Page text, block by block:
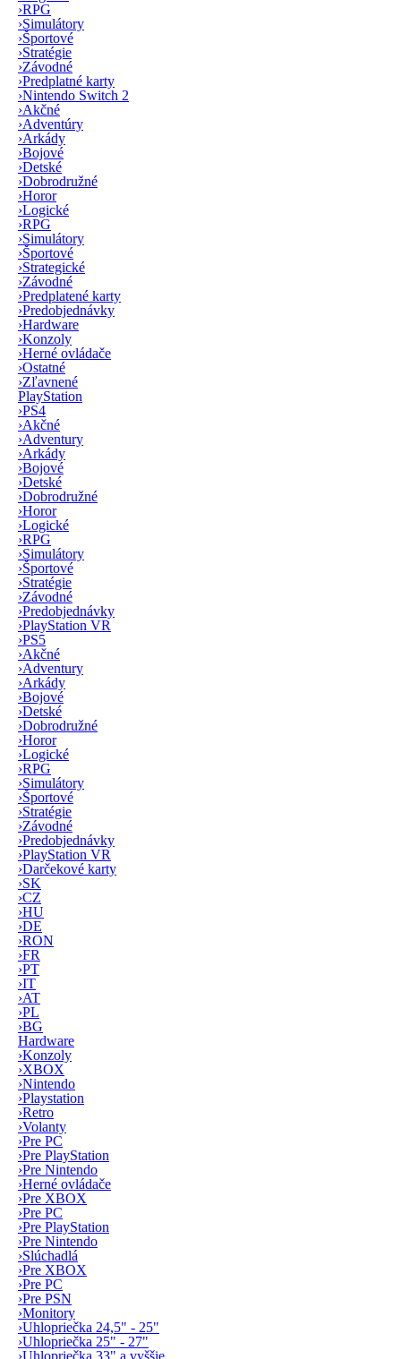
›RPG
›Simulátory
›Športové
›Stratégie
›Závodné
›Predplatné karty
›Nintendo Switch 2
›Akčné
›Adventúry
›Arkády
›Bojové
›Detské
›Dobrodružné
›Horor
›Logické
›RPG
›Simulátory
›Športové
›Strategické
›Závodné
›Predplatené karty
›Predobjednávky
›Hardware
›Konzoly
›Herné ovládače
›Ostatné
›Zľavnené
PlayStation
›PS4
›Akčné
›Adventury
›Arkády
›Bojové
›Detské
›Dobrodružné
›Horor
›Logické
›RPG
›Simulátory
›Športové
›Stratégie
›Závodné
›Predobjednávky
›PlayStation VR
›PS5
›Akčné
›Adventury
›Arkády
›Bojové
›Detské
›Dobrodružné
›Horor
›Logické
›RPG
›Simulátory
›Športové
›Stratégie
›Závodné
›Predobjednávky
›PlayStation VR
›Darčekové karty
›SK
›CZ
›HU
›DE
›RON
›FR
›PT
›IT
›AT
›PL
›BG
Hardware
›Konzoly
›XBOX
›Nintendo
›Playstation
›Retro
›Volanty
›Pre PC
›Pre PlayStation
›Pre Nintendo
›Herné ovládače
›Pre XBOX
›Pre PC
›Pre PlayStation
›Pre Nintendo
›Slúchadlá
›Pre XBOX
›Pre PC
›Pre PSN
›Monitory
›Uhlopriečka 24,5" - 25"
›Uhlopriečka 25" - 27"
›Uhlopriečka 33" a vyššie